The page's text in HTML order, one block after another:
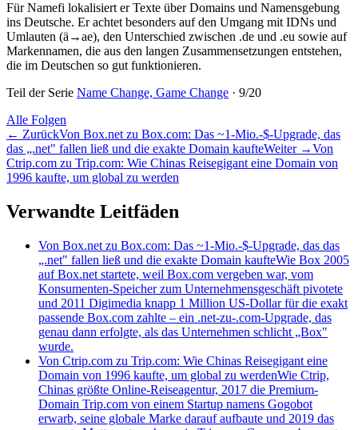
Für Namefi lokalisiert er Texte über Domains und Namensgebung
ins Deutsche. Er achtet besonders auf den Umgang mit IDNs und
Umlauten (ä→ae), den Unterschied zwischen .de und .eu sowie auf
Markennamen, die aus den langen Zusammensetzungen entstehen,
die im Deutschen so gut funktionieren.
Teil der Serie Name Change, Game Change · 9/20
Alle Folgen
← ZurückVon Box.net zu Box.com: Das ~1-Mio.-$-Upgrade, das
das „.net" fallen ließ und die exakte Domain kaufteWeiter→Von
Ctrip.com zu Trip.com: Wie Chinas Reisegigant eine Domain von
1996 kaufte, um global zu werden
Verwandte Leitfäden
Von Box.net zu Box.com: Das ~1-Mio.-$-Upgrade, das das
„.net" fallen ließ und die exakte Domain kaufteWie Box 2005
auf Box.net startete, weil Box.com vergeben war, vom
Konsumenten-Speicher zum Unternehmensgeschäft pivotete
und 2011 Digimedia knapp 1 Million US-Dollar für die exakt
passende Box.com zahlte – ein .net-zu-.com-Upgrade, das
genau dann erfolgte, als das Unternehmen schlicht „Box"
wurde.
Von Ctrip.com zu Trip.com: Wie Chinas Reisegigant eine
Domain von 1996 kaufte, um global zu werdenWie Ctrip,
Chinas größte Online-Reiseagentur, 2017 die Premium-
Domain Trip.com von einem Startup namens Gogobot
erwarb, seine globale Marke darauf aufbaute und 2019 das